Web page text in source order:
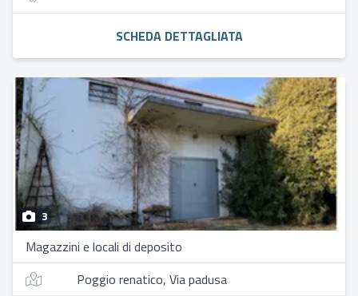
SCHEDA DETTAGLIATA
3
Magazzini e locali di deposito
Poggio renatico, Via padusa